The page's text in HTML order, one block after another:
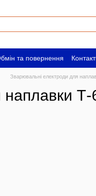
та повернення
Вакансії
Зварювальні електроди для